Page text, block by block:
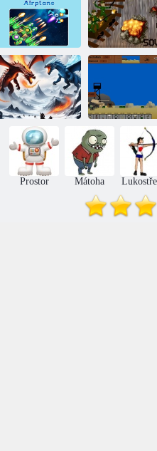
1945 Air Force:
Airplane
Battle Simulator Tisíc dní dlouhý
Prostor Mátoha